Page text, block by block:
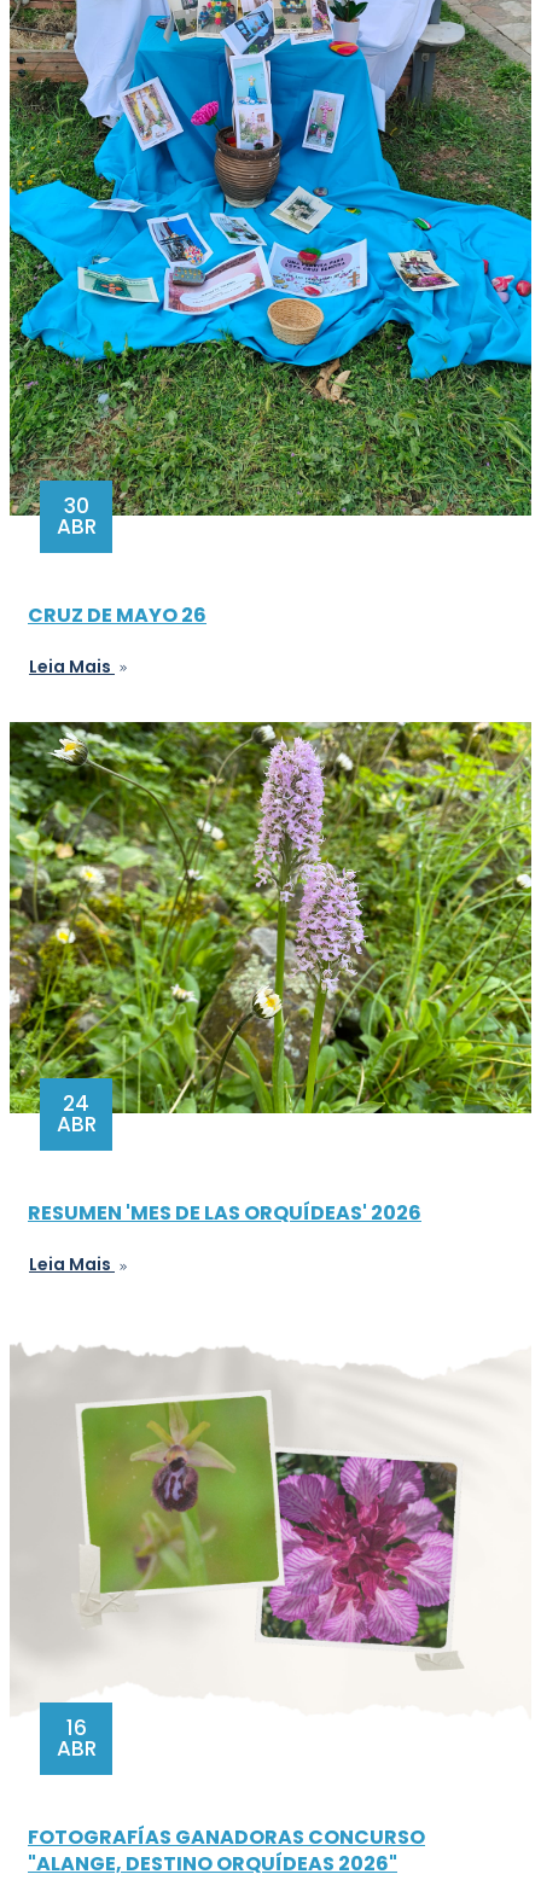
30
ABR
CRUZ DE MAYO 26
Leia Mais
24
ABR
RESUMEN 'MES DE LAS ORQUÍDEAS' 2026
Leia Mais
16
ABR
FOTOGRAFÍAS GANADORAS CONCURSO
"ALANGE, DESTINO ORQUÍDEAS 2026"